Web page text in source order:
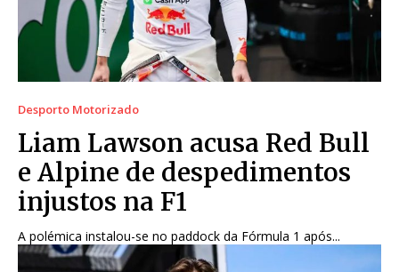
Desporto Motorizado
Liam Lawson acusa Red Bull
e Alpine de despedimentos
injustos na F1
A polémica instalou-se no paddock da Fórmula 1 após...